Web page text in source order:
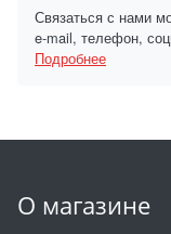
Связаться с нами
e-mail, телефон,
Подробнее
О магазине